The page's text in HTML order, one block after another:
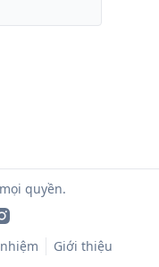
quyền.
Giới thiệu